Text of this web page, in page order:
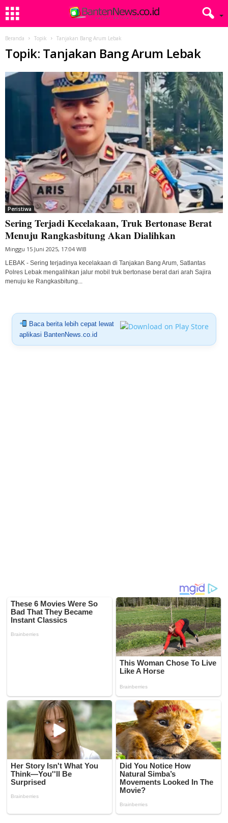
Beranda Topik Tanjakan Bang Arum Lebak
Topik: Tanjakan Bang Arum Lebak
Peristiwa
Sering Terjadi Kecelakaan, Truk Bertonase Berat
Menuju Rangkasbitung Akan Dialihkan
Minggu 15 Juni 2025, 17:04 WIB
LEBAK - Sering terjadinya kecelakaan di Tanjakan Bang Arum, Satlantas
Polres Lebak mengalihkan jalur mobil truk bertonase berat dari arah Sajira
menuju ke Rangkasbitung...
Baca berita lebih cepat lewat
aplikasi BantenNews.co.id